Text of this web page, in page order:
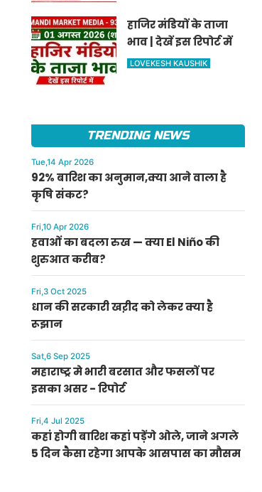
हाजिर मंडियों के ताजा
भाव | देखें इस रिपोर्ट में
LOVEKESH KAUSHIK
TRENDING NEWS
Tue,14 Apr 2026
92% बारिश का अनुमान,क्या आने वाला है
कृषि संकट?
Fri,10 Apr 2026
हवाओं का बदला रुख — क्या El Niño की
शुरुआत करीब?
Fri,3 Oct 2025
धान की सरकारी खऱीद को लेकर क्या है
रूझान
Sat,6 Sep 2025
महाराष्ट्र मे भारी बरसात और फसलों पर
इसका असर - रिपोर्ट
Fri,4 Jul 2025
कहां होगी बारिश कहां पड़ेंगे ओले, जाने अगले
5 दिन कैसा रहेगा आपके आसपास का मौसम